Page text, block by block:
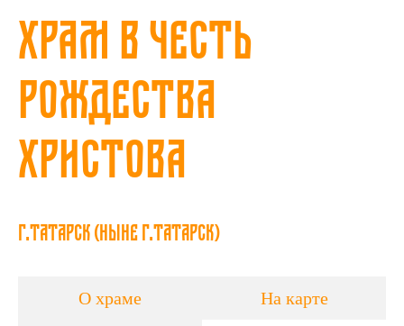
Храм в честь
Рождества
Христова
г.Татарск (ныне г.Татарск)
О храме На карте